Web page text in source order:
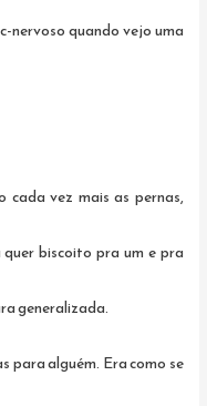
nervoso quando vejo uma
vez mais as pernas,
biscoito pra um e pra
generalizada.
para alguém. Era como se